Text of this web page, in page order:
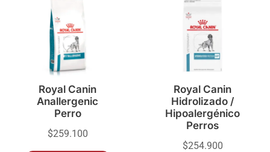
Royal Canin
Anallergenic
Perro
$259.100
Royal Canin
Hidrolizado /
Hipoalergénico
Perros
$254.900